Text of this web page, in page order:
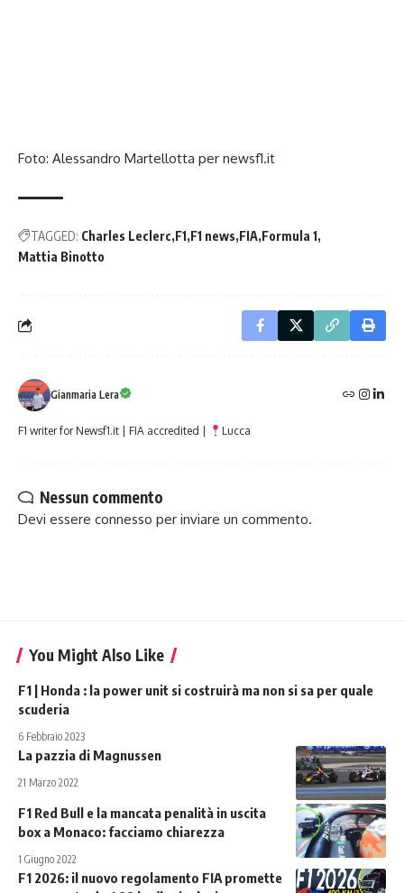
Foto: Alessandro Martellotta per newsf1.it
TAGGED: Charles Leclerc F1 F1 news FIA Formula 1
Mattia Binotto
Gianmaria Lera
F1 writer for Newsf1.it | FIA accredited | Lucca
Nessun commento
Devi essere connesso per inviare un commento.
You Might Also Like
F1 | Honda : la power unit si costruirà ma non si sa per quale
scuderia
6 Febbraio 2023
La pazzia di Magnussen
21 Marzo 2022
F1 Red Bull e la mancata penalità in uscita
box a Monaco: facciamo chiarezza
1 Giugno 2022
F1 2026: il nuovo regolamento FIA promette